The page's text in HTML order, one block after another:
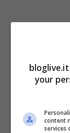
your
content
services